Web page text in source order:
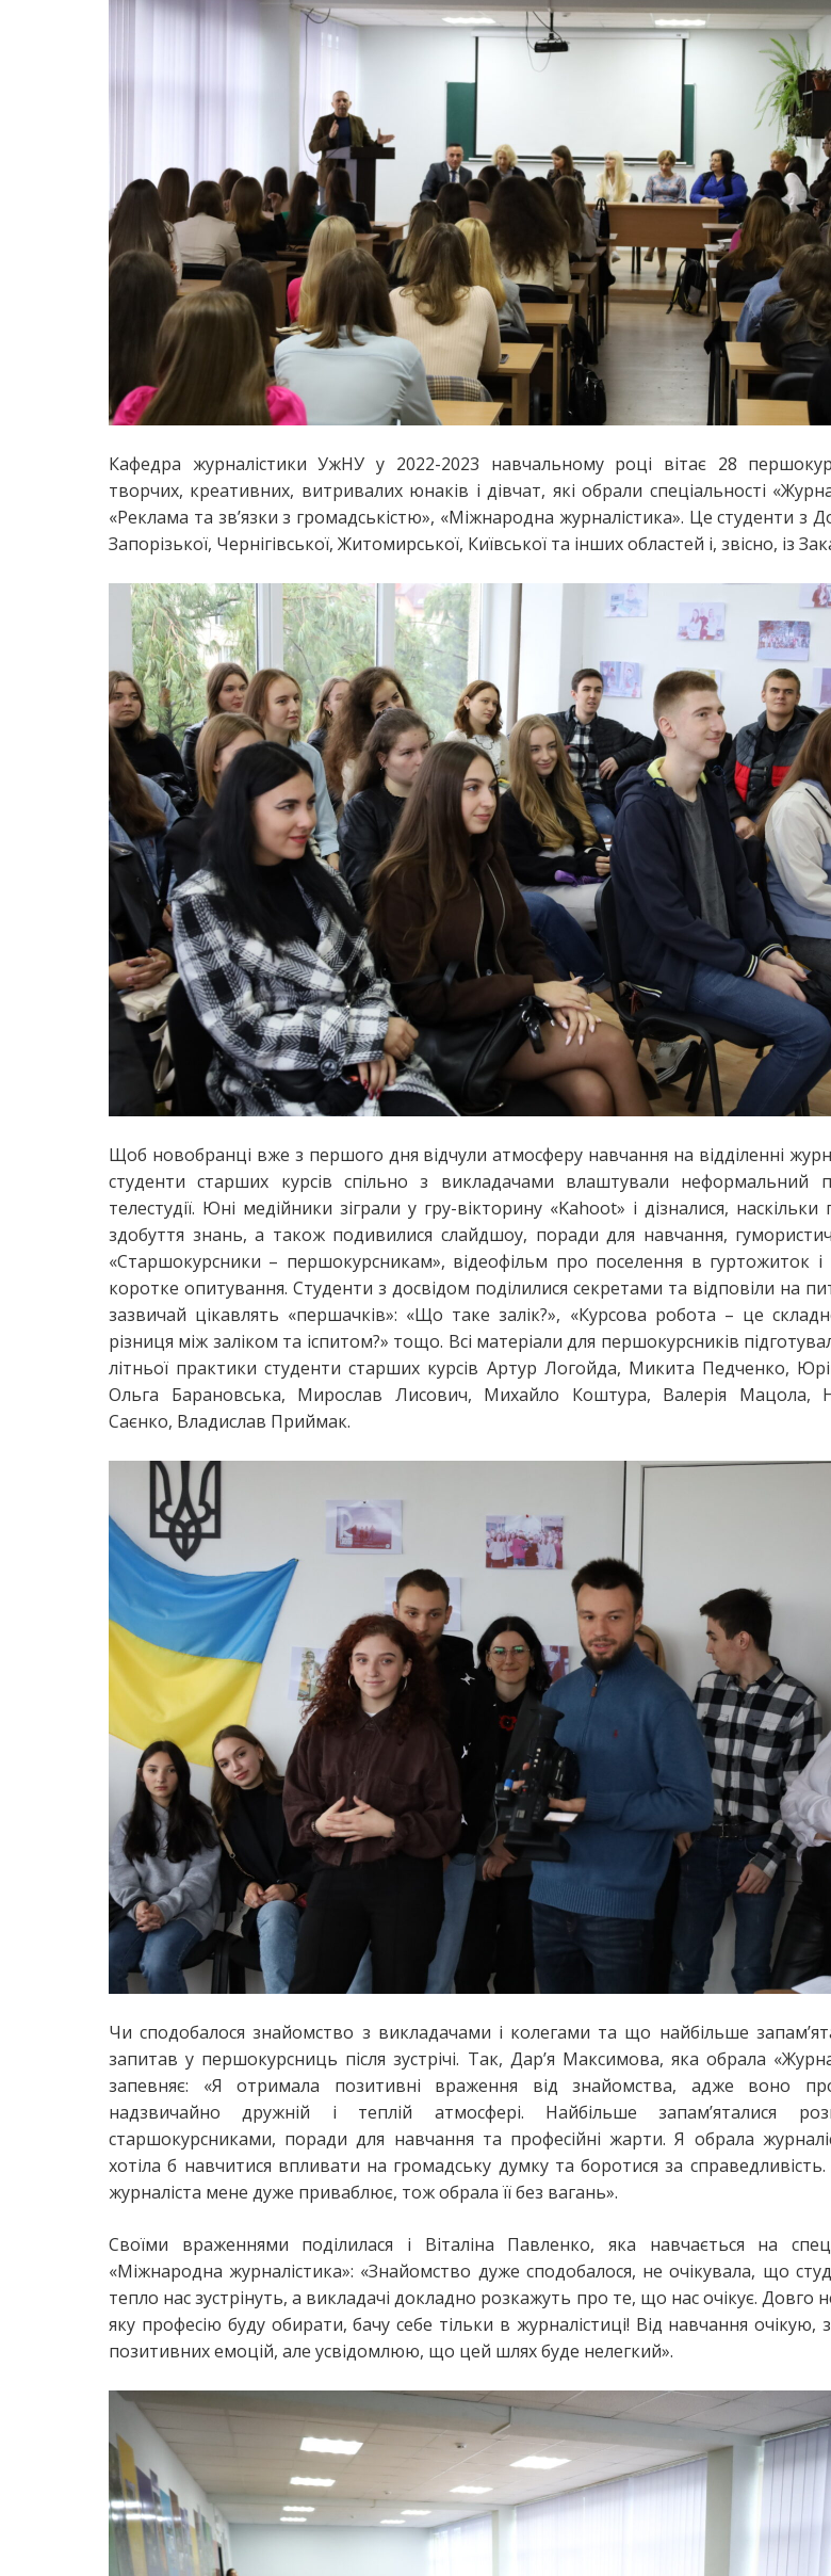
Кафедра журналістики УжНУ у 2022-2023 навчальному році вітає 28
творчих, креативних, витривалих юнаків і дівчат, які обрали спеціальності
«Реклама та зв’язки з громадськістю», «Міжнародна журналістика». Це студенти з
Запорізької, Чернігівської, Житомирської, Київської та інших областей і, звісно, із
Щоб новобранці вже з першого дня відчули атмосферу навчання на відділенні
студенти старших курсів спільно з викладачами влаштували неформальний
телестудії. Юні медійники зіграли у гру-вікторину «Kahoot» і дізналися, наскільки
здобуття знань, а також подивилися слайдшоу, поради для навчання,
«Старшокурсники – першокурсникам», відеофільм про поселення в гуртожиток
коротке опитування. Студенти з досвідом поділилися секретами та відповіли на
зазвичай цікавлять «першачків»: «Що таке залік?», «Курсова робота – це
різниця між заліком та іспитом?» тощо. Всі матеріали для першокурсників
літньої практики студенти старших курсів Артур Логойда, Микита Педченко,
Ольга Барановська, Мирослав Лисович, Михайло Коштура, Валерія Мацола,
Саєнко, Владислав Приймак.
Чи сподобалося знайомство з викладачами і колегами та що найбільше
запитав у першокурсниць після зустрічі. Так, Дар’я Максимова, яка обрала
запевняє: «Я отримала позитивні враження від знайомства, адже воно
надзвичайно дружній і теплій атмосфері. Найбільше запам’яталися
старшокурсниками, поради для навчання та професійні жарти. Я обрала
хотіла б навчитися впливати на громадську думку та боротися за справедливість.
журналіста мене дуже приваблює, тож обрала її без вагань».
Своїми враженнями поділилася і Віталіна Павленко, яка навчається на
«Міжнародна журналістика»: «Знайомство дуже сподобалося, не очікувала, що
тепло нас зустрінуть, а викладачі докладно розкажуть про те, що нас очікує. Довго
яку професію буду обирати, бачу себе тільки в журналістиці! Від навчання очікую,
позитивних емоцій, але усвідомлюю, що цей шлях буде нелегкий».